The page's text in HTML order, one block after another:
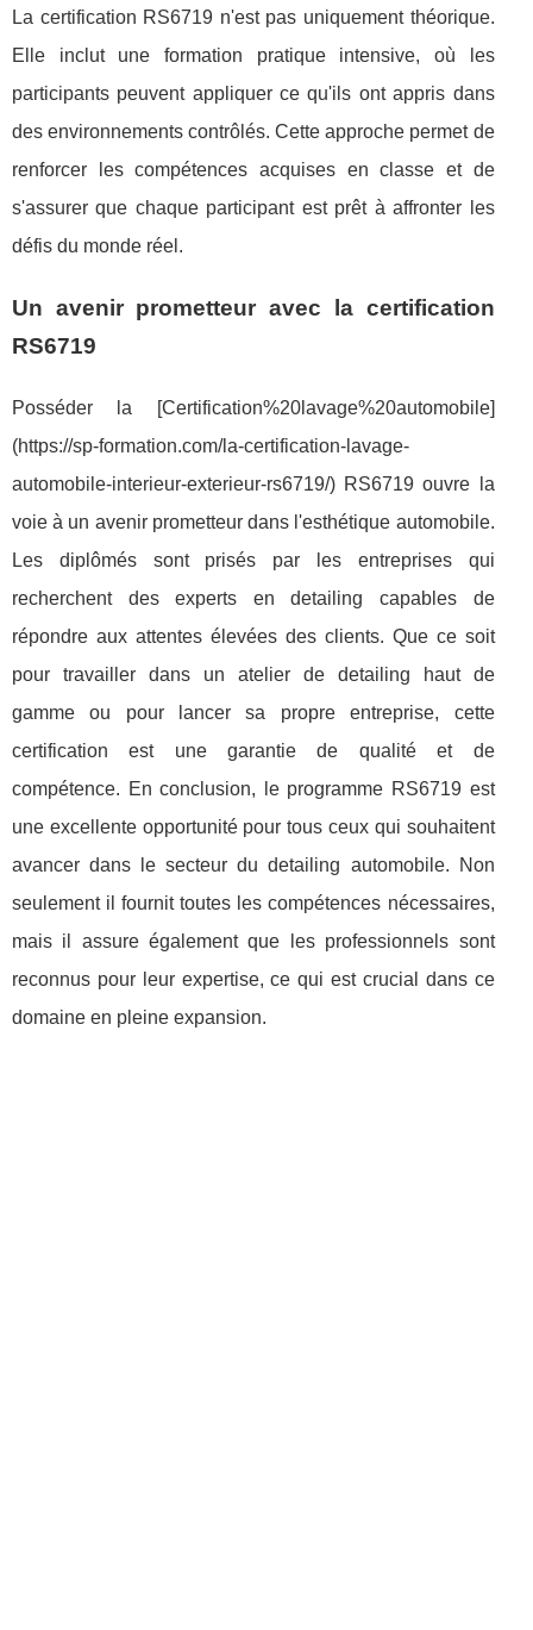
La certification RS6719 n'est pas uniquement théorique.
Elle inclut une formation pratique intensive, où les
participants peuvent appliquer ce qu'ils ont appris dans
des environnements contrôlés. Cette approche permet de
renforcer les compétences acquises en classe et de
s'assurer que chaque participant est prêt à affronter les
défis du monde réel.
Un avenir prometteur avec la certification
RS6719
Posséder la [Certification%20lavage%20automobile]
(https://sp-formation.com/la-certification-lavage-
automobile-interieur-exterieur-rs6719/) RS6719 ouvre la
voie à un avenir prometteur dans l'esthétique automobile.
Les diplômés sont prisés par les entreprises qui
recherchent des experts en detailing capables de
répondre aux attentes élevées des clients. Que ce soit
pour travailler dans un atelier de detailing haut de
gamme ou pour lancer sa propre entreprise, cette
certification est une garantie de qualité et de
compétence. En conclusion, le programme RS6719 est
une excellente opportunité pour tous ceux qui souhaitent
avancer dans le secteur du detailing automobile. Non
seulement il fournit toutes les compétences nécessaires,
mais il assure également que les professionnels sont
reconnus pour leur expertise, ce qui est crucial dans ce
domaine en pleine expansion.